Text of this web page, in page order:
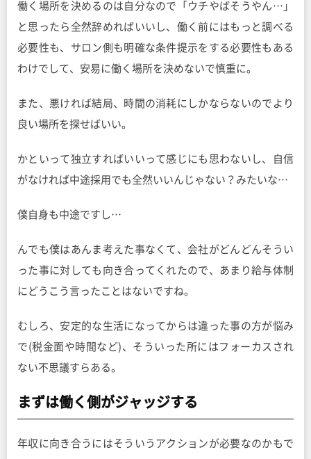
働く場所を決めるのは自分なので「ウチやばそうやん…」
と思ったら全然辞めればいいし、働く前にはもっと調べる
必要性も、サロン側も明確な条件提示をする必要性もある
わけでして、安易に働く場所を決めないで慎重に。
また、悪ければ結局、時間の消耗にしかならないのでより
良い場所を探せばいい。
かといって独立すればいいって感じにも思わないし、自信
がなければ中途採用でも全然いいんじゃない？みたいな…
僕自身も中途ですし…
んでも僕はあんま考えた事なくて、会社がどんどんそうい
った事に対しても向き合ってくれたので、あまり給与体制
にどうこう言ったことはないですね。
むしろ、安定的な生活になってからは違った事の方が悩み
で(税金面や時間など)、そういった所にはフォーカスされ
ない不思議すらある。
まずは働く側がジャッジする
年収に向き合うにはそういうアクションが必要なのかもで